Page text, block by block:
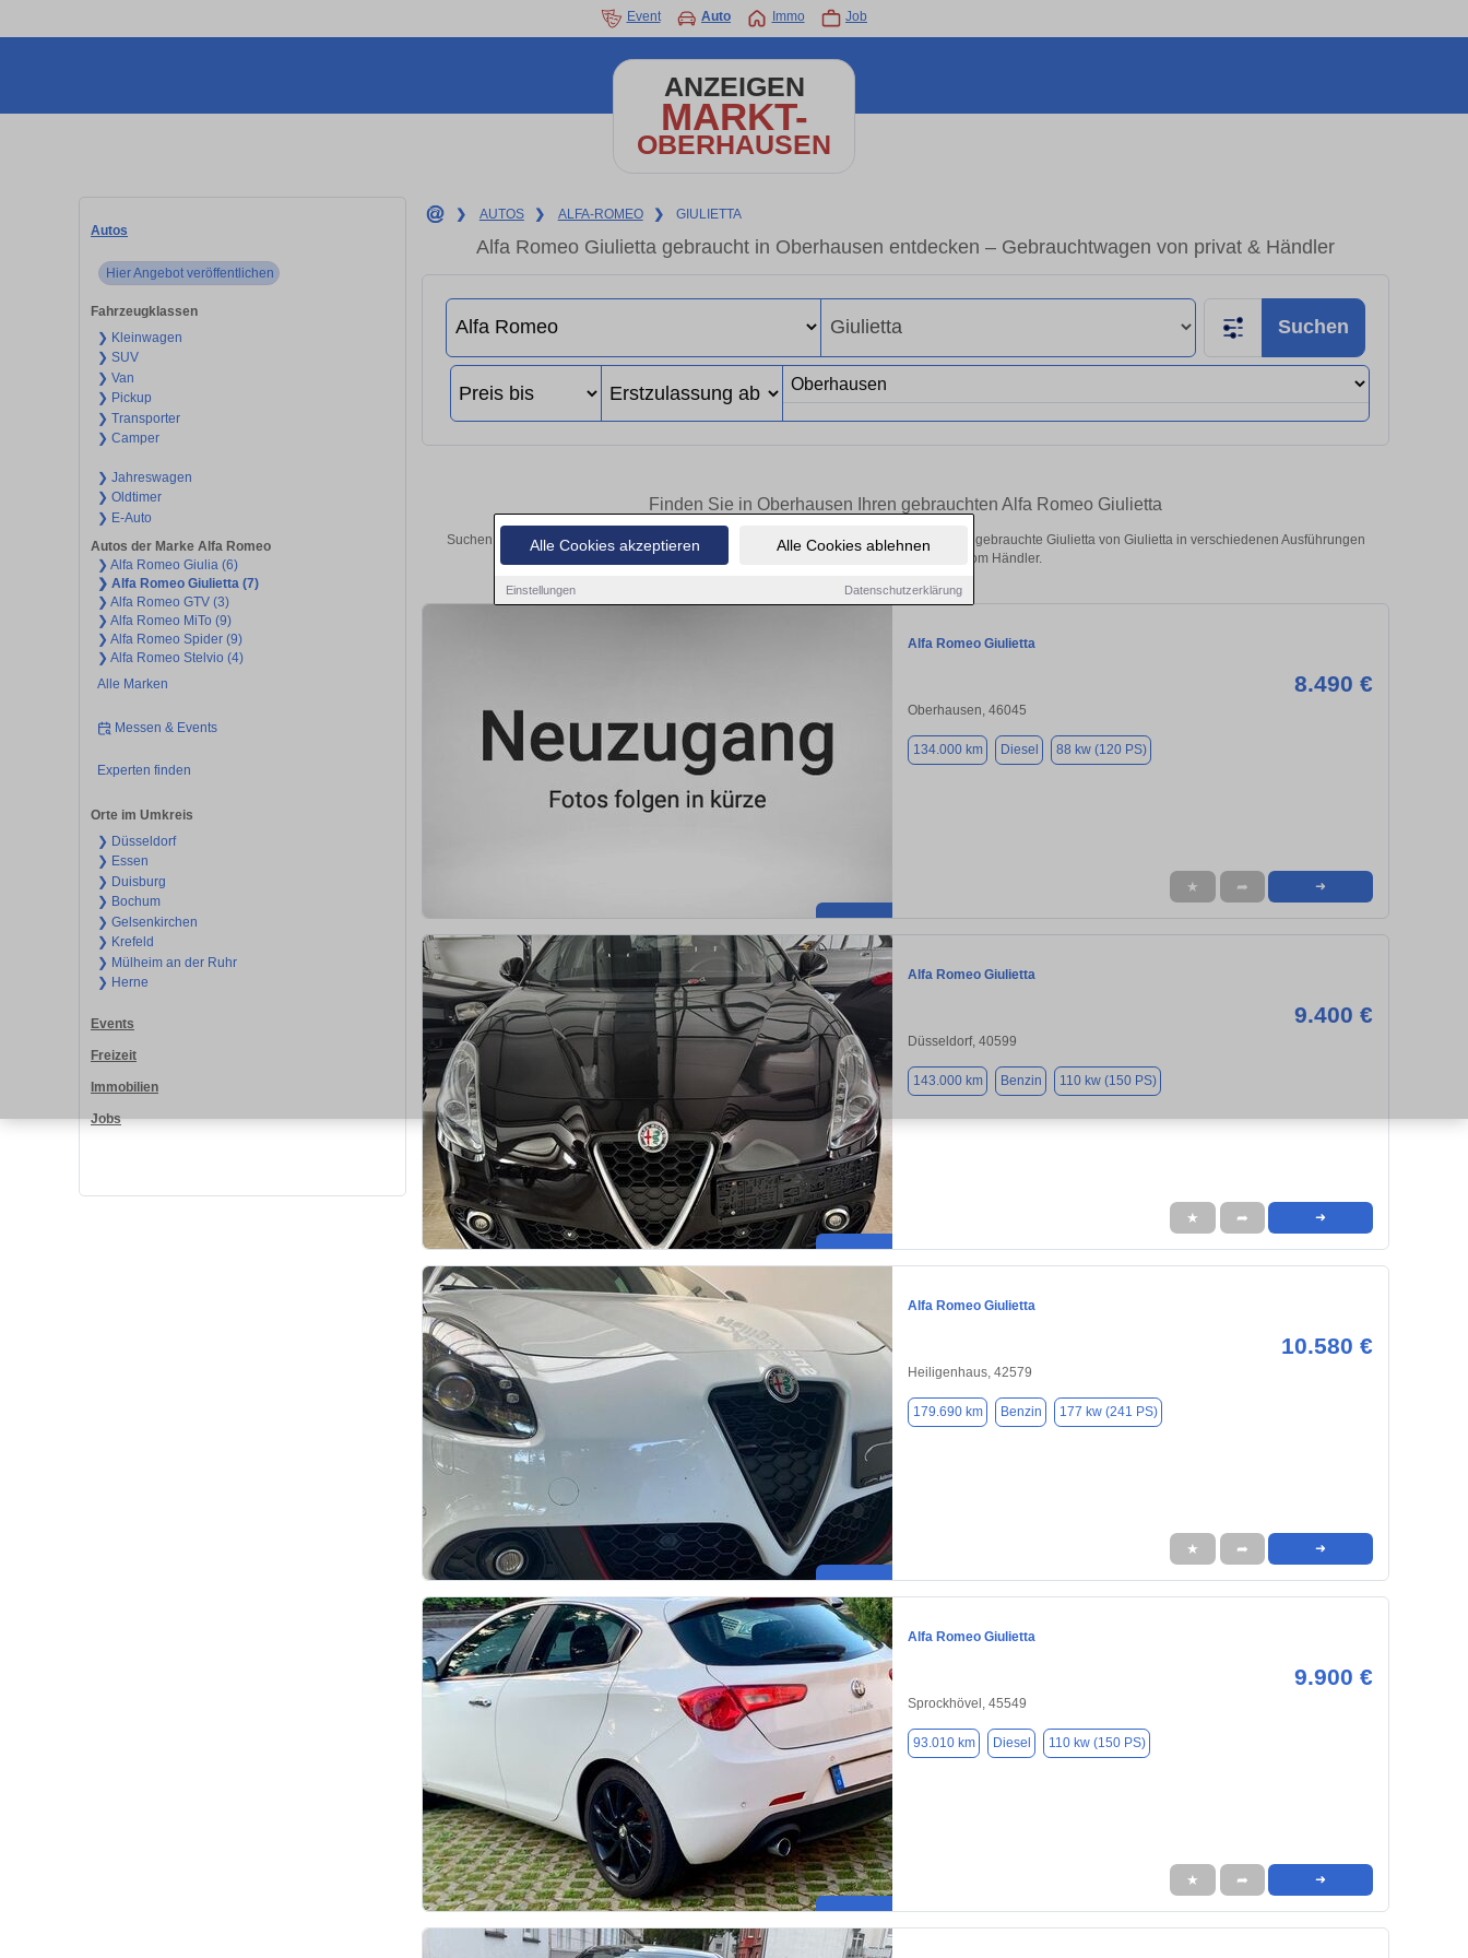
Alle Cookies akzeptieren Alle Cookies ablehnen
Einstellungen Datenschutzerklärung
Event Auto Immo Job
ANZEIGEN
MARKT-
OBERHAUSEN
Autos
Hier Angebot veröffentlichen
Fahrzeugklassen
❯ Kleinwagen
❯ SUV
❯ Van
❯ Pickup
❯ Transporter
❯ Camper
❯ Jahreswagen
❯ Oldtimer
❯ E-Auto
Autos der Marke Alfa Romeo
❯ Alfa Romeo Giulia (6)
❯ Alfa Romeo Giulietta (7)
❯ Alfa Romeo GTV (3)
❯ Alfa Romeo MiTo (9)
❯ Alfa Romeo Spider (9)
❯ Alfa Romeo Stelvio (4)
Alle Marken
Messen & Events
Experten finden
Orte im Umkreis
❯ Düsseldorf
❯ Essen
❯ Duisburg
❯ Bochum
❯ Gelsenkirchen
❯ Krefeld
❯ Mülheim an der Ruhr
❯ Herne
Events
Freizeit
Immobilien
Jobs
❯ AUTOS ❯ ALFA-ROMEO ❯ GIULIETTA
Alfa Romeo Giulietta gebraucht in Oberhausen entdecken – Gebrauchtwagen von privat & Händler
Suchen
Finden Sie in Oberhausen Ihren gebrauchten Alfa Romeo Giulietta
Suchen Sie in Oberhausen einen Alfa Romeo Giulietta Gebrauchtwagen? Entdecken Sie gebrauchte Giulietta von Giulietta in verschiedenen Ausführungen
und Preisklassen von privat und vom Händler.
Alfa Romeo Giulietta
8.490 €
Oberhausen, 46045
134.000 km Diesel 88 kw (120 PS)
★ ➦ ➜
Alfa Romeo Giulietta
9.400 €
Düsseldorf, 40599
143.000 km Benzin 110 kw (150 PS)
★ ➦ ➜
Alfa Romeo Giulietta
10.580 €
Heiligenhaus, 42579
179.690 km Benzin 177 kw (241 PS)
★ ➦ ➜
Alfa Romeo Giulietta
9.900 €
Sprockhövel, 45549
93.010 km Diesel 110 kw (150 PS)
★ ➦ ➜